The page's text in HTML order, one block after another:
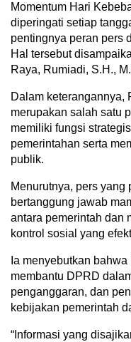
Momentum Hari
diperingati setiap
pentingnya peran pers
Hal tersebut
Raya, Rumiadi, S.H.,
Dalam keterangannya,
merupakan salah satu
memiliki fungsi
pemerintahan serta
publik.
Menurutnya, pers
bertanggung jawab
antara pemerintah dan
kontrol sosial yang
Ia menyebutkan
membantu DPRD
penganggaran, dan
kebijakan pemerintah
“Informasi yang